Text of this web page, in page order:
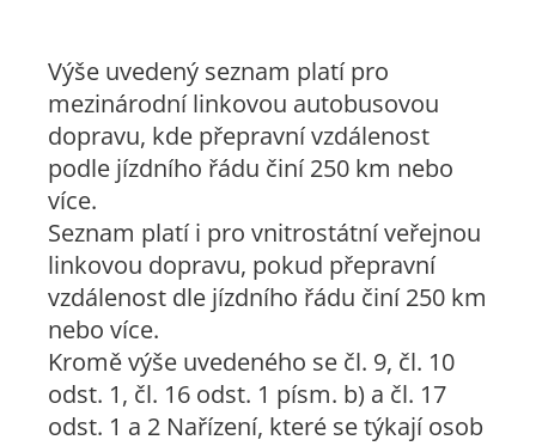
Výše uvedený seznam platí pro
mezinárodní linkovou autobusovou
dopravu, kde přepravní vzdálenost
podle jízdního řádu činí 250 km nebo
více.
Seznam platí i pro vnitrostátní veřejnou
linkovou dopravu, pokud přepravní
vzdálenost dle jízdního řádu činí 250 km
nebo více.
Kromě výše uvedeného se čl. 9, čl. 10
odst. 1, čl. 16 odst. 1 písm. b) a čl. 17
odst. 1 a 2 Nařízení, které se týkají osob